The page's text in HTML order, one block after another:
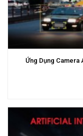
Ứng Dụng Camera